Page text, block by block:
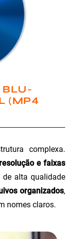
BLU-
(MP4
complexa.
e faixas
de alta qualidade
organizados,
nomes claros.